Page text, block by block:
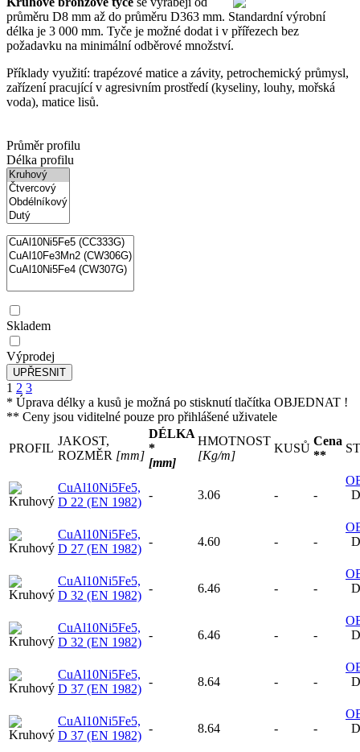
průměru D8 mm až do průměru D363 mm. Standardní výrobní
délka je 3 000 mm. Tyče je možné dodat i v přířezech bez
požadavku na minimální odběrové množství.
Příklady využití: trapézové matice a závity, petrochemický průmysl,
zařízení pracující v agresivním prostředí (kyseliny, louhy, mořská
voda), matice lisů.
Průměr profilu
Délka profilu
Skladem
Výprodej
1 2 3
* Úprava délky a kusů je možná po stisknutí tlačítka OBJEDNAT !
** Ceny jsou viditelné pouze pro přihlášené uživatele
PROFIL
JAKOST,
ROZMĚR [mm]
DÉLKA
*
[mm]
HMOTNOST
[Kg/m]
KUSŮ
Cena
**
CuAl10Ni5Fe5,
D 22 (EN 1982)
- 3.06 - -
CuAl10Ni5Fe5,
D 27 (EN 1982)
- 4.60 - -
CuAl10Ni5Fe5,
D 32 (EN 1982)
- 6.46 - -
CuAl10Ni5Fe5,
D 32 (EN 1982)
- 6.46 - -
CuAl10Ni5Fe5,
D 37 (EN 1982)
- 8.64 - -
CuAl10Ni5Fe5,
D 37 (EN 1982)
- 8.64 - -